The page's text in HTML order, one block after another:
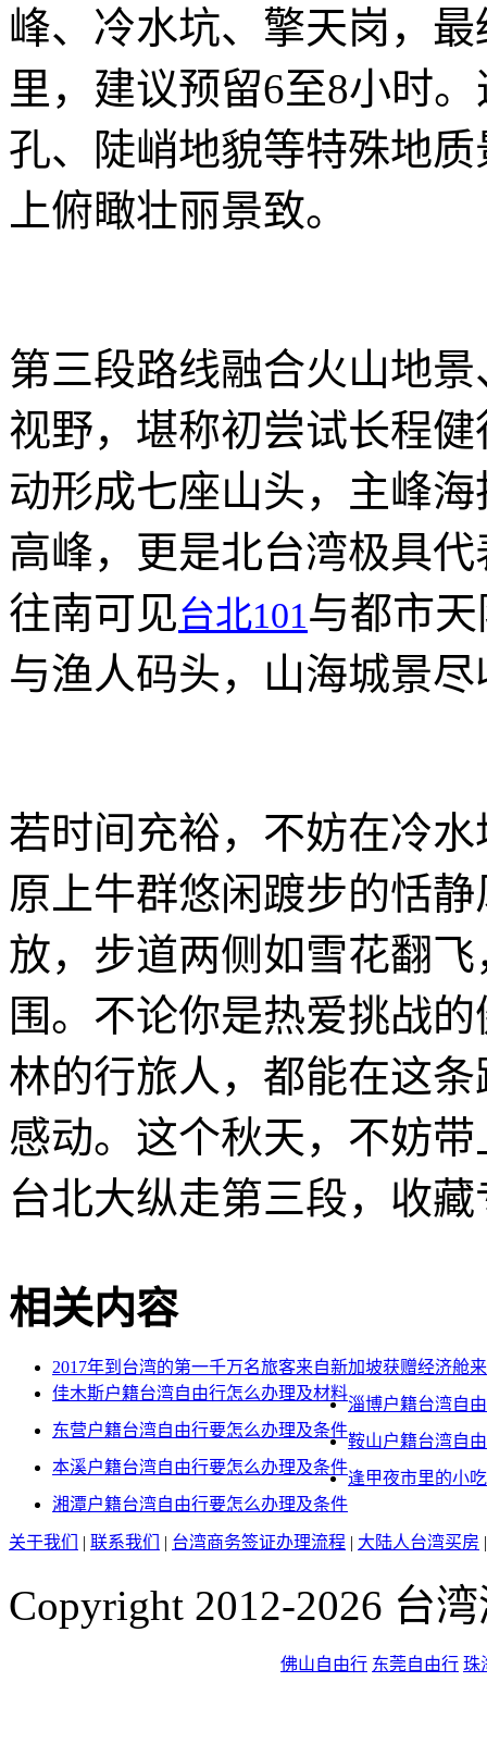
峰、冷水坑、擎天岗，
里，建议预留6至8小时
孔、陡峭地貌等特殊地
上俯瞰壮丽景致。
第三段路线融合火山地
视野，堪称初尝试长程
动形成七座山头，主峰
高峰，更是北台湾极具
往南可见台北101与都市
与渔人码头，山海城景
若时间充裕，不妨在冷
原上牛群悠闲踱步的恬
放，步道两侧如雪花翻
围。不论你是热爱挑战
林的行旅人，都能在这
感动。这个秋天，不妨
台北大纵走第三段，收
相关内容
2017年到台湾的第一千万名旅客来自新加坡获赠经济舱
佳木斯户籍台湾自由行怎么办理及材料
淄博户籍台湾自
东营户籍台湾自由行要怎么办理及条件
鞍山户籍台湾自
本溪户籍台湾自由行要怎么办理及条件
逢甲夜市里的小
湘潭户籍台湾自由行要怎么办理及条件
关于我们 | 联系我们 | 台湾商务签证办理流程 | 大陆人台湾买房
Copyright 2012-2026 台
佛山自由行 东莞自由行 珠